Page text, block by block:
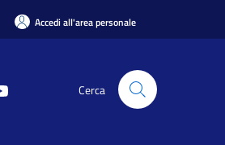
Accedi all'area personale
Cerca